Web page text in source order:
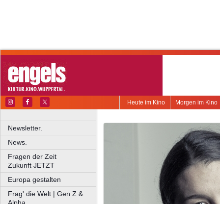
Morgen im Kino
Heute im Kino
Newsletter.
News.
Fragen der Zeit
Zukunft JETZT
Europa gestalten
Frag' die Welt | Gen Z &